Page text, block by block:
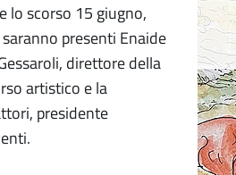
lo scorso 15 giugno,
presenti Enaide
direttore della
artistico e la
presidente